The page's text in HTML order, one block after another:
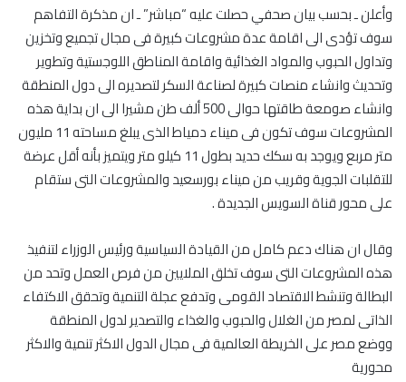
وأعلن ـ بحسب بيان صحفي حصلت عليه “مباشر” ـ ان مذكرة التفاهم
سوف تؤدى الى اقامة عدة مشروعات كبيرة فى مجال تجميع وتخزين
وتداول الحبوب والمواد الغذائية واقامة المناطق اللوجستية وتطوير
وتحديث وانشاء منصات كبيرة لصناعة السكر لتصديره الى دول المنطقة
وانشاء صومعة طاقتها حوالى 500 ألف طن مشيرا الى ان بداية هذه
المشروعات سوف تكون فى ميناء دمياط الذى يبلغ مساحته 11 مليون
متر مربع ويوجد به سكك حديد بطول 11 كيلو متر ويتميز بأنه أقل عرضة
للتقلبات الجوية وقريب من ميناء بورسعيد والمشروعات التى ستقام
على محور قناة السويس الجديدة .
وقال ان هناك دعم كامل من القيادة السياسية ورئيس الوزراء لتنفيذ
هذه المشروعات التى سوف تخلق الملايين من فرص العمل وتحد من
البطالة وتنشط الاقتصاد القومى وتدفع عجلة التنمية وتحقق الاكتفاء
الذاتى لمصر من الغلال والحبوب والغذاء والتصدير لدول المنطقة
ووضع مصر على الخريطة العالمية فى مجال الدول الاكثر تنمية والاكثر
محورية